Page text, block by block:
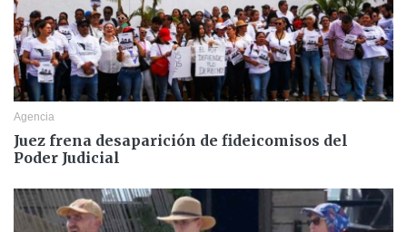
Agencia
Juez frena desaparición de fideicomisos del
Poder Judicial